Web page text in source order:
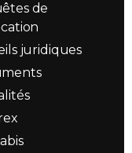
de
juridiques